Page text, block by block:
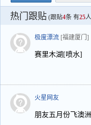
热门跟贴 (跟贴4条 有25
极度漂流 [福建厦门]
赛里木湖[喷水]
火星网友
朋友五月份飞澳